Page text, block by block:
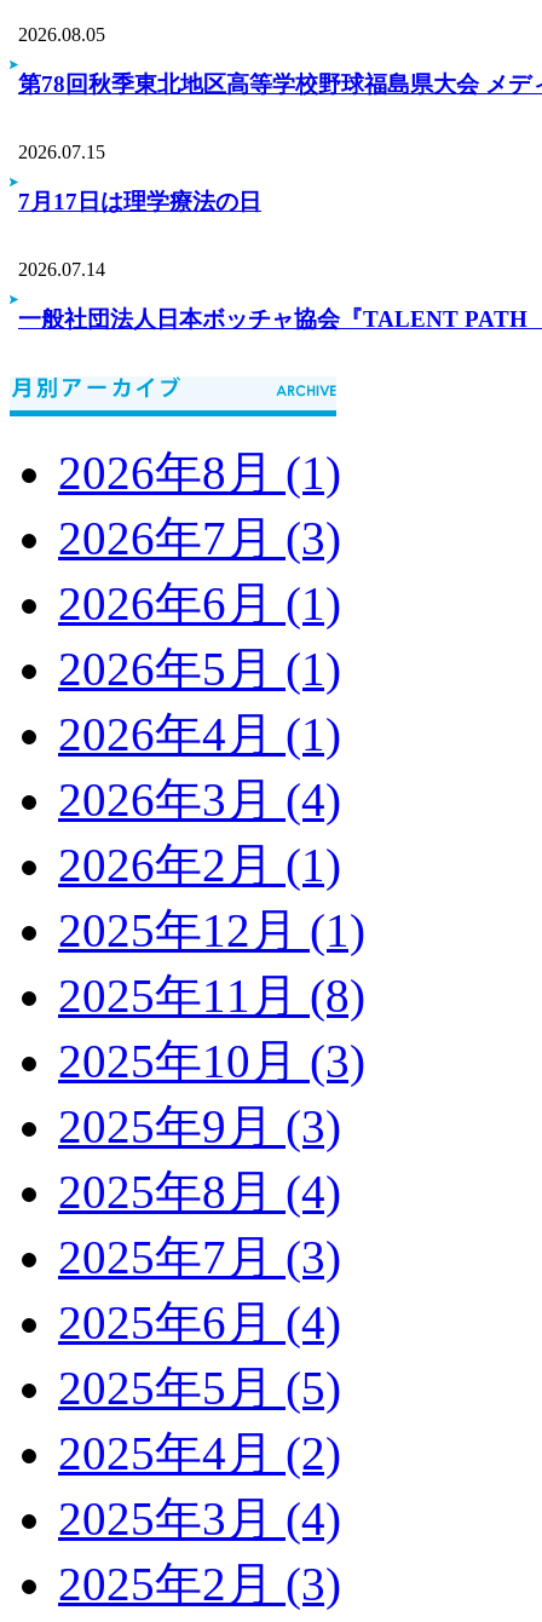
2026.08.05
第78回秋季東北地区高等学校野球福島県大会 メデ
2026.07.15
7月17日は理学療法の日
2026.07.14
一般社団法人日本ボッチャ協会『TALENT PATH
2026年8月 (1)
2026年7月 (3)
2026年6月 (1)
2026年5月 (1)
2026年4月 (1)
2026年3月 (4)
2026年2月 (1)
2025年12月 (1)
2025年11月 (8)
2025年10月 (3)
2025年9月 (3)
2025年8月 (4)
2025年7月 (3)
2025年6月 (4)
2025年5月 (5)
2025年4月 (2)
2025年3月 (4)
2025年2月 (3)